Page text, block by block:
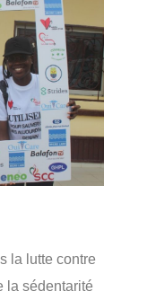
la lutte contre
la sédentarité